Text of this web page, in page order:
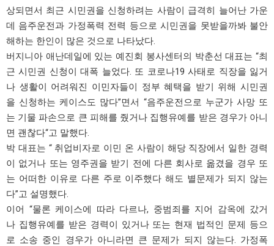
상되면서 최근 시민권을 신청하려는 사람이 급격히 늘어난 가운
데 음주운전과 가정폭력 전력 등으로 시민권을 못받을까봐 불안
해하는 한인이 많은 것으로 나타났다.
버지니아 애난데일에 있는 예진회 봉사센터의 박춘선 대표는 “최
근 시민권 신청이 대폭 늘었다. 또 코로나19 사태로 직장을 잃거
나 생활이 어려워진 이민자들이 정부 혜택을 받기 위해 시민권
을 신청하는 케이스도 많다”면서 “음주운전으로 누군가 사망 또
는 기물 파손으로 큰 피해를 줬거나 집행유예를 받은 경우가 아니
면 괜찮다“고 말했다.
박 대표는 “ 취업비자로 이민 온 사람이 해당 직장에서 일한 경력
이 없거나 또는 영주권을 받기 전에 다른 회사로 옮겼을 경우 또
는 어떠한 이유로 다른 주로 이주했다 해도 별문제가 되지 않는
다”고 설명했다.
이어 “물론 케이스에 따라 다르나, 중범죄를 지어 감옥에 갔거
나 집행유예를 받은 경력이 있거나 또는 현재 법적인 문제 등으
로 소송 중인 경우가 아니라면 큰 문제가 되지 않는다. 가정폭